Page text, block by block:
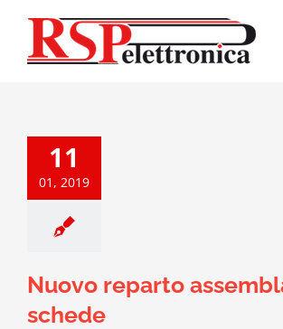
contenuto
11
01, 2019
Nuovo reparto
schede